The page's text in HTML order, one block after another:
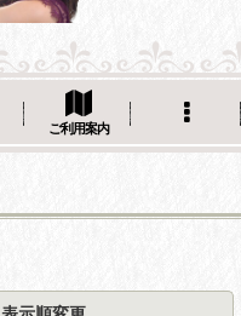
ご利用案内